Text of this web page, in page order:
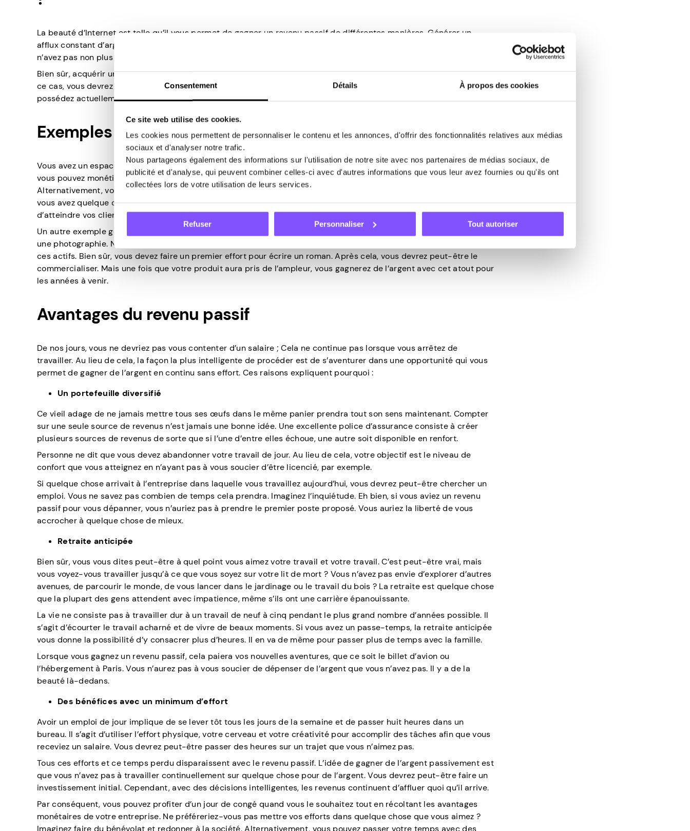
Consentement Détails À propos des cookies
Ce site web utilise des cookies.
Les cookies nous permettent de personnaliser le contenu et les annonces, d'offrir des fonctionnalités relatives aux médias
sociaux et d'analyser notre trafic.
Nous partageons également des informations sur l'utilisation de notre site avec nos partenaires de médias sociaux, de
publicité et d'analyse, qui peuvent combiner celles-ci avec d'autres informations que vous leur avez fournies ou qu'ils ont
collectées lors de votre utilisation de leurs services.
Refuser Personnaliser Tout autoriser
La beauté d’Internet est telle qu’il vous permet de gagner un revenu passif de différentes manières. Générer un
afflux constant d’argent sans faire d’efforts continus est une possibilité pour beaucoup aujourd’hui. De plus, vous
n’avez pas non plus besoin d’un joli pécule pour lancer votre entreprise.
Bien sûr, acquérir un revenu passif sans fonds initiaux n’est pas aussi simple que si vous étiez Warren Buffett. Dans
ce cas, vous devrez miser sur vos compétences et vos intérêts disponibles. Vous devez tenir compte de ce que vous
possédez actuellement et de la façon dont cela peut générer des bénéfices.
Exemples de revenus passifs
Vous avez un espace inutilisé dans votre maison ? Conduisez-vous beaucoup votre voiture ? Ce sont des choses que
vous pouvez monétiser de plusieurs façons. Vous pouvez louer une chambre ou une voiture, par exemple.
Alternativement, vous pouvez coller une publicité sur votre voiture et la conduire. Voyez les choses de cette façon :
vous avez quelque chose que les autres veulent. Maintenant, tout ce que vous devez étudier, c’est la meilleure façon
d’atteindre vos clients potentiels.
Un autre exemple général de revenu passif est le paiement de redevances sur un livre, un morceau de musique ou
une photographie. Naturellement, cela fonctionne bien si vous possédez les compétences nécessaires pour créer
ces actifs. Bien sûr, vous devez faire un premier effort pour écrire un roman. Après cela, vous devrez peut-être le
commercialiser. Mais une fois que votre produit aura pris de l’ampleur, vous gagnerez de l’argent avec cet atout pour
les années à venir.
Avantages du revenu passif
De nos jours, vous ne devriez pas vous contenter d’un salaire ; Cela ne continue pas lorsque vous arrêtez de
travailler. Au lieu de cela, la façon la plus intelligente de procéder est de s’aventurer dans une opportunité qui vous
permet de gagner de l’argent en continu sans effort. Ces raisons expliquent pourquoi :
Un portefeuille diversifié
Ce vieil adage de ne jamais mettre tous ses œufs dans le même panier prendra tout son sens maintenant. Compter
sur une seule source de revenus n’est jamais une bonne idée. Une excellente police d’assurance consiste à créer
plusieurs sources de revenus de sorte que si l’une d’entre elles échoue, une autre soit disponible en renfort.
Personne ne dit que vous devez abandonner votre travail de jour. Au lieu de cela, votre objectif est le niveau de
confort que vous atteignez en n’ayant pas à vous soucier d’être licencié, par exemple.
Si quelque chose arrivait à l’entreprise dans laquelle vous travaillez aujourd’hui, vous devrez peut-être chercher un
emploi. Vous ne savez pas combien de temps cela prendra. Imaginez l’inquiétude. Eh bien, si vous aviez un revenu
passif pour vous dépanner, vous n’auriez pas à prendre le premier poste proposé. Vous auriez la liberté de vous
accrocher à quelque chose de mieux.
Retraite anticipée
Bien sûr, vous vous dites peut-être à quel point vous aimez votre travail et votre travail. C’est peut-être vrai, mais
vous voyez-vous travailler jusqu’à ce que vous soyez sur votre lit de mort ? Vous n’avez pas envie d’explorer d’autres
avenues, de parcourir le monde, de vous lancer dans le jardinage ou le travail du bois ? La retraite est quelque chose
que la plupart des gens attendent avec impatience, même s’ils ont une carrière épanouissante.
La vie ne consiste pas à travailler dur à un travail de neuf à cinq pendant le plus grand nombre d’années possible. Il
s’agit d’écourter le travail acharné et de vivre de beaux moments. Si vous avez un passe-temps, la retraite anticipée
vous donne la possibilité d’y consacrer plus d’heures. Il en va de même pour passer plus de temps avec la famille.
Lorsque vous gagnez un revenu passif, cela paiera vos nouvelles aventures, que ce soit le billet d’avion ou
l’hébergement à Paris. Vous n’aurez pas à vous soucier de dépenser de l’argent que vous n’avez pas. Il y a de la
beauté là-dedans.
Des bénéfices avec un minimum d’effort
Avoir un emploi de jour implique de se lever tôt tous les jours de la semaine et de passer huit heures dans un
bureau. Il s’agit d’utiliser l’effort physique, votre cerveau et votre créativité pour accomplir des tâches afin que vous
receviez un salaire. Vous devrez peut-être passer des heures sur un trajet que vous n’aimez pas.
Tous ces efforts et ce temps perdu disparaissent avec le revenu passif. L’idée de gagner de l’argent passivement est
que vous n’avez pas à travailler continuellement sur quelque chose pour de l’argent. Vous devrez peut-être faire un
investissement initial. Cependant, avec des décisions intelligentes, les revenus continuent d’affluer quoi qu’il arrive.
Par conséquent, vous pouvez profiter d’un jour de congé quand vous le souhaitez tout en récoltant les avantages
monétaires de votre entreprise. Ne préféreriez-vous pas mettre vos efforts dans quelque chose que vous aimez ?
Imaginez faire du bénévolat et redonner à la société. Alternativement, vous pouvez passer votre temps avec des